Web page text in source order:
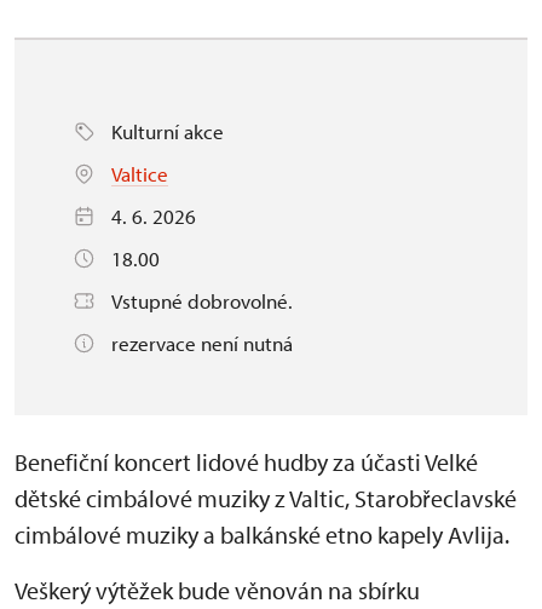
Kulturní akce
Valtice
4. 6. 2026
18.00
Vstupné dobrovolné.
rezervace není nutná
Benefiční koncert lidové hudby za účasti Velké
dětské cimbálové muziky z Valtic, Starobřeclavské
cimbálové muziky a balkánské etno kapely Avlija.
Veškerý výtěžek bude věnován na sbírku